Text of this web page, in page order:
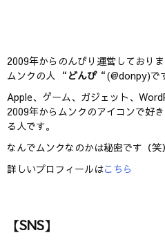
2009年からのんびり運営しておりま
ムンクの人 “ どんぴ“(@donpy)で
Apple、ゲーム、ガジェット、
2009年からムンクのアイコンで好
る人です。
なんでムンクなのかは秘密です（笑）
詳しいプロフィールはこちら
【SNS】